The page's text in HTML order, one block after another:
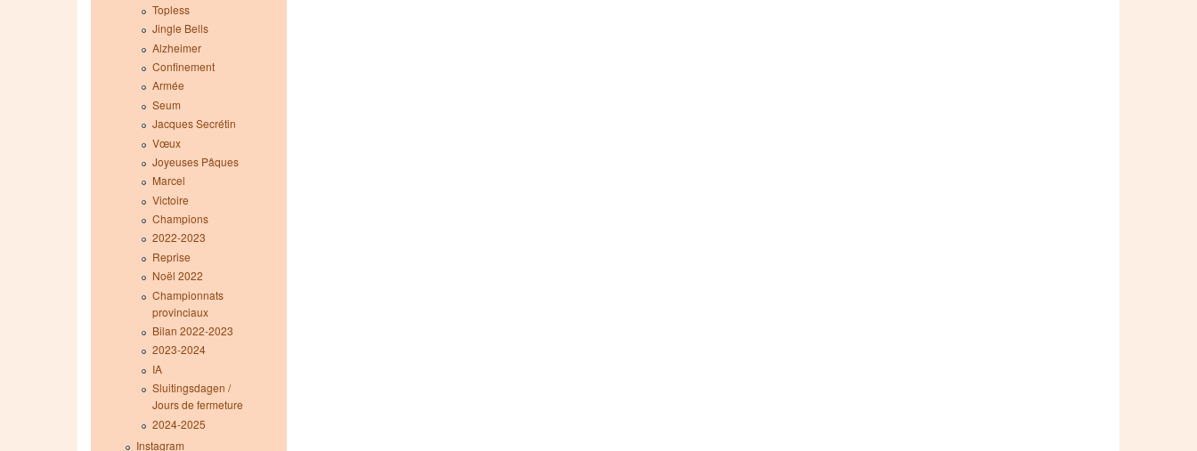
Topless
Jingle Bells
Alzheimer
Confinement
Armée
Seum
Jacques Secrétin
Vœux
Joyeuses Pâques
Marcel
Victoire
Champions
2022-2023
Reprise
Noël 2022
Championnats
provinciaux
Bilan 2022-2023
2023-2024
IA
Sluitingsdagen /
Jours de fermeture
2024-2025
Instagram